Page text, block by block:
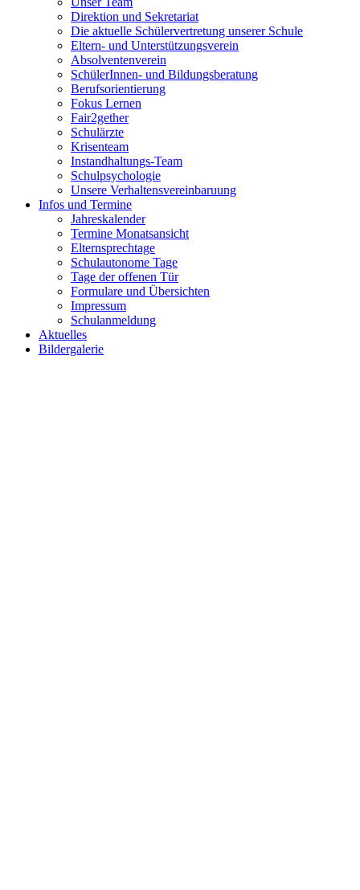
Direktion und Sekretariat
Die aktuelle Schülervertretung unserer Schule
Eltern- und Unterstützungsverein
Absolventenverein
SchülerInnen- und Bildungsberatung
Berufsorientierung
Fokus Lernen
Fair2gether
Schulärzte
Krisenteam
Instandhaltungs-Team
Schulpsychologie
Unsere Verhaltensvereinbaruung
Infos und Termine
Jahreskalender
Termine Monatsansicht
Elternsprechtage
Schulautonome Tage
Tage der offenen Tür
Formulare und Übersichten
Impressum
Schulanmeldung
Aktuelles
Bildergalerie